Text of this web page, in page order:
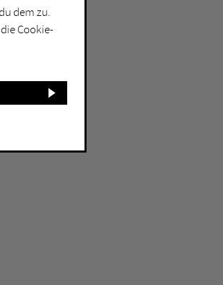
dem zu.
Cookie-